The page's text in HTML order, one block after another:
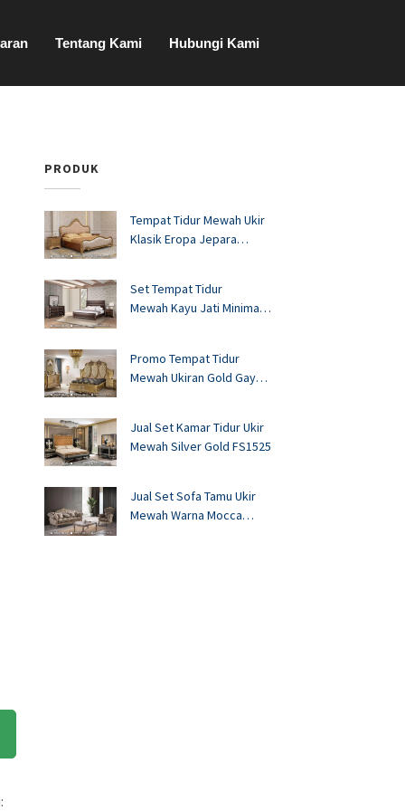
Tentang Kami Hubungi Kami
PRODUK
Tempat Tidur Mewah Ukir
Klasik Eropa Jepara
Set Tempat Tidur
Mewah Kayu Jati Minimalis
Promo Tempat Tidur
Mewah Ukiran Gold Gaya
Jual Set Kamar Tidur Ukir
Mewah Silver Gold FS1525
Jual Set Sofa Tamu Ukir
Mewah Warna Mocca